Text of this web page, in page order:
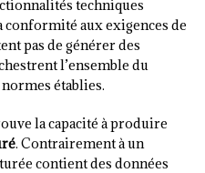
techniques
aux exigences de
pas de générer des
l’ensemble du
établies.
la capacité à produire
. Contrairement à un
contient des données